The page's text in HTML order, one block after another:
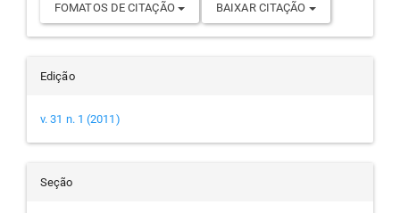
FOMATOS DE CITAÇÃO BAIXAR CITAÇÃO
Edição
v. 31 n. 1 (2011)
Seção